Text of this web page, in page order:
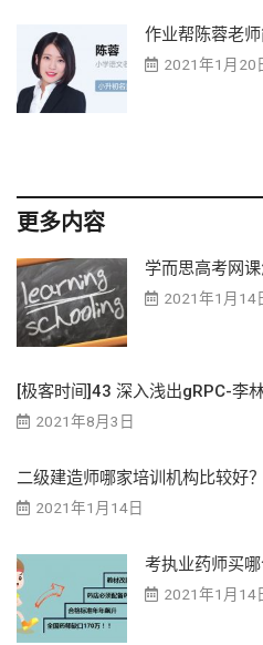
作业帮陈蓉老
2021年1月20
更多内容
学而思高考网课
2021年1月14
[极客时间]43 深入浅出gRPC-李
2021年8月3日
二级建造师哪家培训机构比较好？
2021年1月14日
考执业药师买哪
2021年1月14